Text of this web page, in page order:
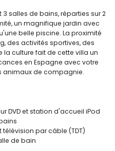
salles de bains, réparties sur 2
un magnifique jardin avec
belle piscine. La proximité
des activités sportives, des
la culture fait de cette villa un
en Espagne avec votre
animaux de compagnie.
DVD et station d'accueil iPod
télévision par câble (TDT)
de bain